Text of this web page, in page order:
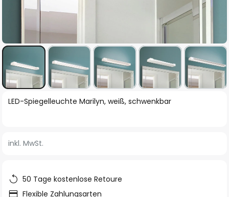
Zum
Anfang
springen
LED-Spiegelleuchte Marilyn, weiß, schwenkbar
inkl. MwSt.
50 Tage kostenlose Retoure
Flexible Zahlungsarten